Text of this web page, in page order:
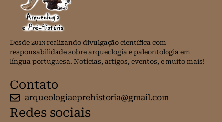
Desde 2013 realizando divulgação científica com
responsabilidade sobre arqueologia e paleontologia em
língua portuguesa. Notícias, artigos, eventos, e muito mais!
Contato
arqueologiaeprehistoria@gmail.com
Redes sociais